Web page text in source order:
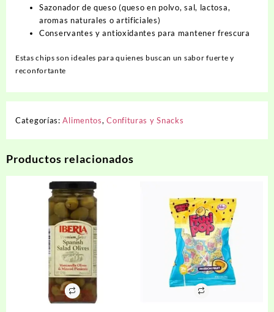
Sazonador de queso (queso en polvo, sal, lactosa,
aromas naturales o artificiales)
Conservantes y antioxidantes para mantener frescura
Estas chips son ideales para quienes buscan un sabor fuerte y
reconfortante
Categorías:Alimentos,Confituras y Snacks
Productos relacionados